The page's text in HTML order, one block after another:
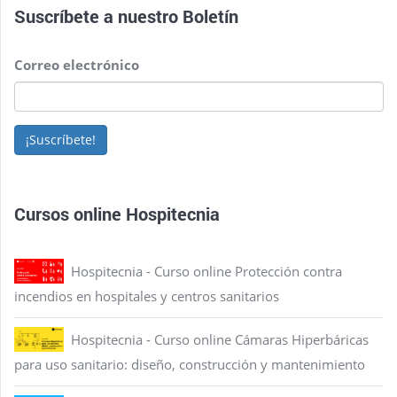
Suscríbete a nuestro Boletín
Correo electrónico
¡Suscríbete!
Cursos online Hospitecnia
Hospitecnia - Curso online Protección contra
incendios en hospitales y centros sanitarios
Hospitecnia - Curso online Cámaras Hiperbáricas
para uso sanitario: diseño, construcción y mantenimiento